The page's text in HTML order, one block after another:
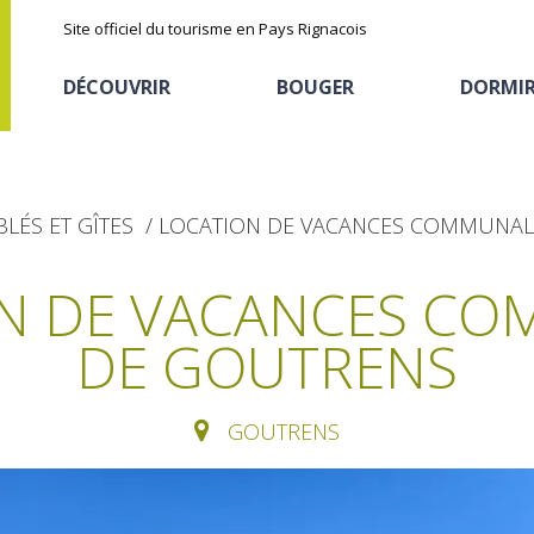
Site officiel du tourisme en Pays Rignacois
DÉCOUVRIR
Les sites naturels
BOUGER
En vélo, à vtt
Hôtels et résidences
La chataîgne
ET GÎTES LOCATION DE VACANCES
DE VACANCES
DE GOUTRENS
GOUTRENS